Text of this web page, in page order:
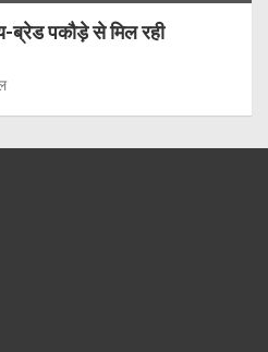
ब्रेड पकौड़े से मिल रही